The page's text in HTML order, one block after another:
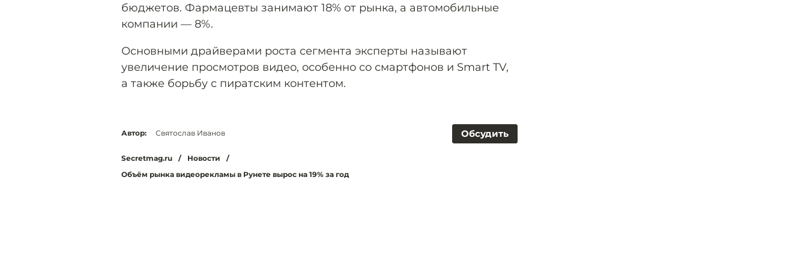
бюджетов. Фармацевты занимают 18% от рынка, а автомобильные
компании — 8%.
Основными драйверами роста сегмента эксперты называют
увеличение просмотров видео, особенно со смартфонов и Smart TV,
а также борьбу с пиратским контентом.
Обсудить
Автор: Святослав Иванов
Secretmag.ru / Новости
/
Объём рынка видеорекламы в Рунете вырос на 19% за год